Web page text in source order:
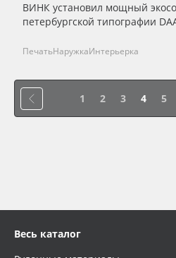
ВИНК установил мощный
петербургской типографии
ПечатьНаружкаИнтерьерка
1 2 3 4 5
Весь каталог